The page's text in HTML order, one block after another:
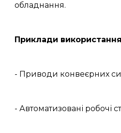
обладнання.
Приклади
- Приводи конвеєрних
- Автоматизовані робочі